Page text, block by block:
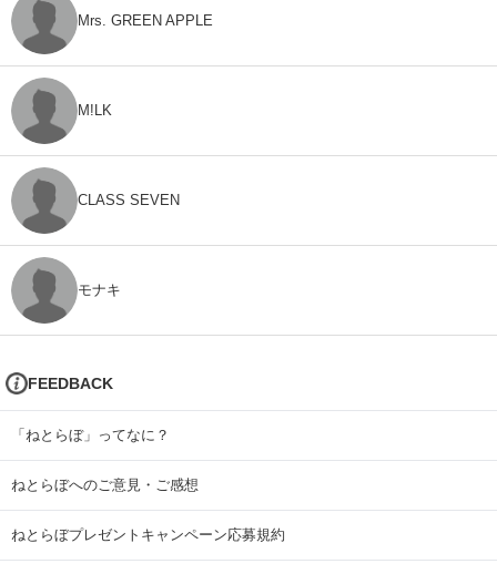
Mrs. GREEN APPLE
M!LK
CLASS SEVEN
モナキ
FEEDBACK
「ねとらぼ」ってなに？
ねとらぼへのご意見・ご感想
ねとらぼプレゼントキャンペーン応募規約